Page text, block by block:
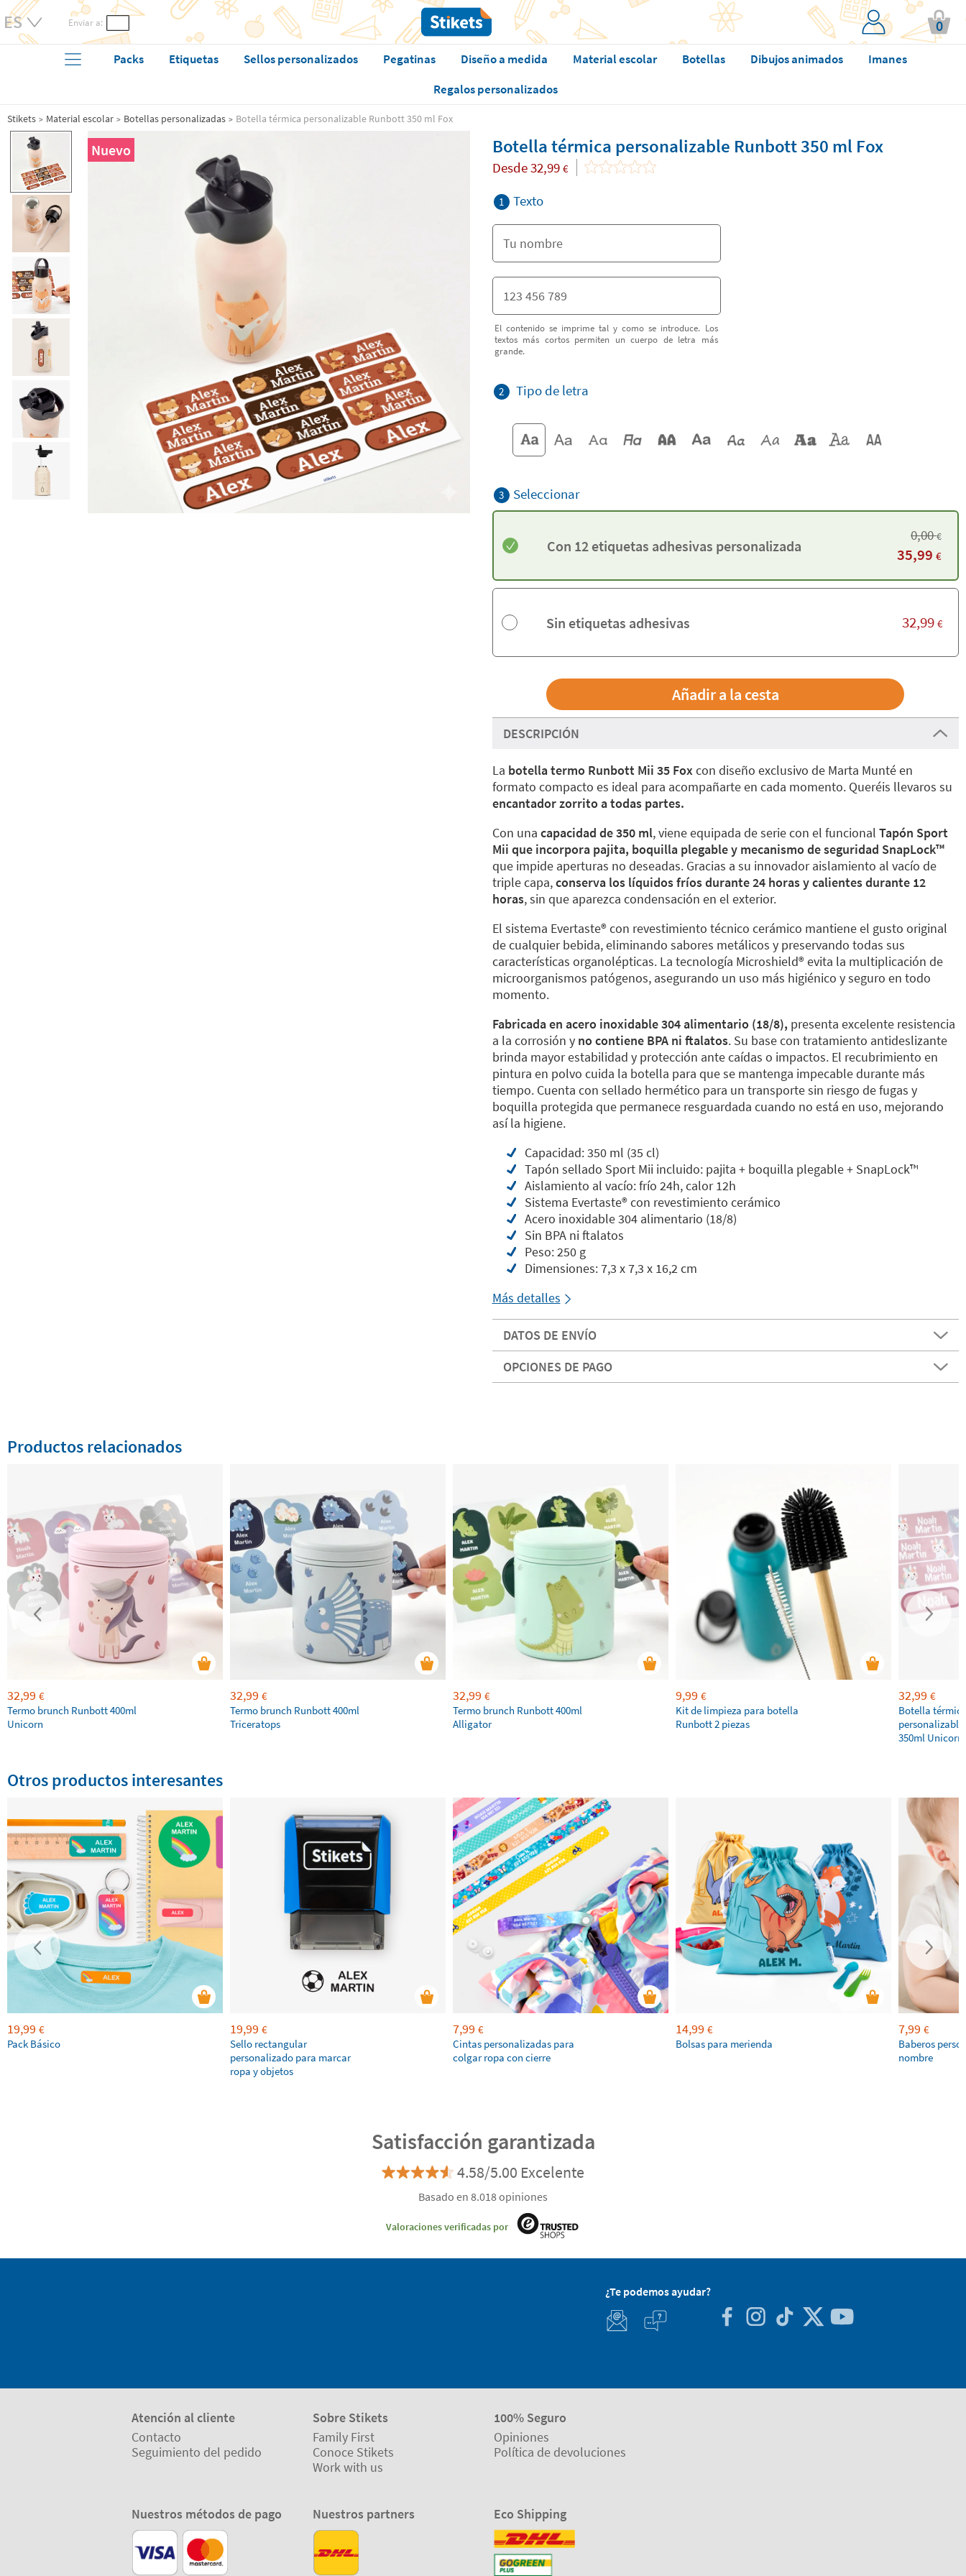
Enviar a: 0
Packs Etiquetas Sellos personalizados Pegatinas Diseño a medida Material escolar Botellas Dibujos animados
Imanes
Regalos personalizados
Stikets Material escolar Botellas personalizadas Botella térmica personalizable Runbott 350 ml Fox
Nuevo Botella térmica personalizable Runbott 350 ml Fox
Desde32,99 €
1 Texto
El contenido se imprime tal y como se introduce. Los
textos más cortos permiten un cuerpo de letra más
grande.
2 Tipo de letra
3 Seleccionar
Con 12 etiquetas adhesivas personalizadas
0,00€
35,99 €
Sin etiquetas adhesivas 32,99 €
DESCRIPCIÓN
La botella termo Runbott Mii 35 Foxcon diseño exclusivo de Marta Munté en
formato compacto es ideal para acompañarte en cada momento. Queréis llevaros su
encantador zorrito a todas partes.
Con una capacidad de 350 ml, viene equipada de serie con el funcional Tapón Sport
Mii que incorpora pajita, boquilla plegable y mecanismo de seguridad SnapLock™️
que impide aperturas no deseadas. Gracias a su innovador aislamiento al vacío de
triple capa,conserva los líquidos fríos durante 24 horas y calientes durante 12
horas, sin que aparezca condensación en el exterior.
El sistema Evertaste®️ con revestimiento técnico cerámico mantiene el gusto original
de cualquier bebida, eliminando sabores metálicos y preservando todas sus
características organolépticas. La tecnología Microshield®️ evita la multiplicación de
microorganismos patógenos, asegurando un uso más higiénico y seguro en todo
momento.
Fabricada en acero inoxidable 304 alimentario (18/8), presenta excelente resistencia
a la corrosión yno contiene BPA ni ftalatos. Su base con tratamiento antideslizante
brinda mayor estabilidad y protección ante caídas o impactos. El recubrimiento en
pintura en polvo cuida la botella para que se mantenga impecable durante más
tiempo. Cuenta con sellado hermético para un transporte sin riesgo de fugas y
boquilla protegida que permanece resguardada cuando no está en uso, mejorando
así la higiene.
Capacidad: 350 ml (35 cl)
Tapón sellado Sport Mii incluido: pajita + boquilla plegable + SnapLock™️
Aislamiento al vacío: frío 24h, calor 12h
Sistema Evertaste®️ con revestimiento cerámico
Acero inoxidable 304 alimentario (18/8)
Sin BPA ni ftalatos
Peso: 250 g
Dimensiones: 7,3 x 7,3 x 16,2 cm
Más detalles
DATOS DE ENVÍO
OPCIONES DE PAGO
Productos relacionados
32,99 €
Termo brunch Runbott 400ml
Unicorn
32,99 €
Termo brunch Runbott 400ml
Triceratops
32,99 €
Termo brunch Runbott 400ml
Alligator
9,99 €
Kit de limpieza para botella
Runbott 2 piezas
32,99 €
Botella
350ml Unicorn
Otros productos interesantes
19,99 €
Pack Básico
19,99 €
Sello rectangular
personalizado para marcar
ropa y objetos
7,99 €
Cintas personalizadas para
colgar ropa con cierre
14,99 €
Bolsas para merienda
7,99 €
Baberos
nombre
Satisfacción garantizada
4.58/5.00 Excelente
Basado en 8.018 opiniones
Valoraciones verificadas por
¿Te podemos ayudar?
Atención al cliente
Contacto
Seguimiento del pedido
Sobre Stikets
Family First
Conoce Stikets
Work with us
100% Seguro
Opiniones
Política de devoluciones
Nuestros métodos de pago Nuestros partners Eco Shipping